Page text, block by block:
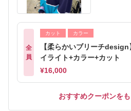
全
員
カット カラー
【柔らかいブリーチ
イライト+カラー+カット
¥16,000
おすすめクーポンを